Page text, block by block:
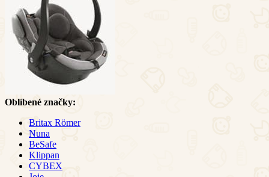
Oblíbené značky:
Britax Römer
Nuna
BeSafe
Klippan
CYBEX